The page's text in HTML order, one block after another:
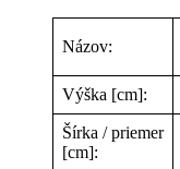
Názov:
Výška [cm]:
Šírka / priemer
[cm]: